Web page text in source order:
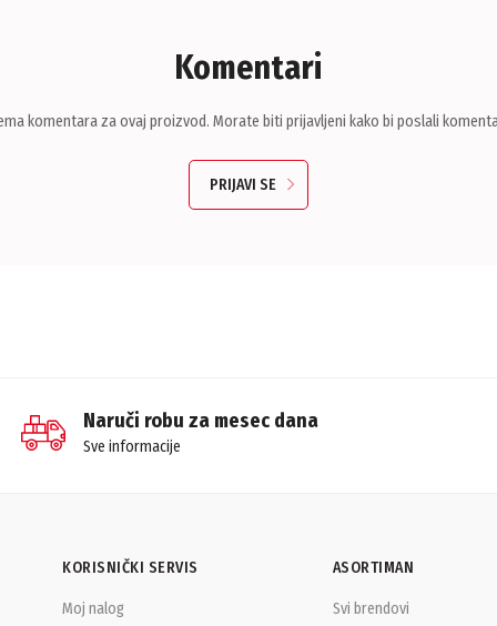
Komentari
komentara za ovaj proizvod. Morate biti prijavljeni kako bi poslali
PRIJAVI SE
Naruči robu za mesec dana
Sve informacije
KORISNIČKI SERVIS
Moj nalog
ASORTIMAN
Svi brendovi